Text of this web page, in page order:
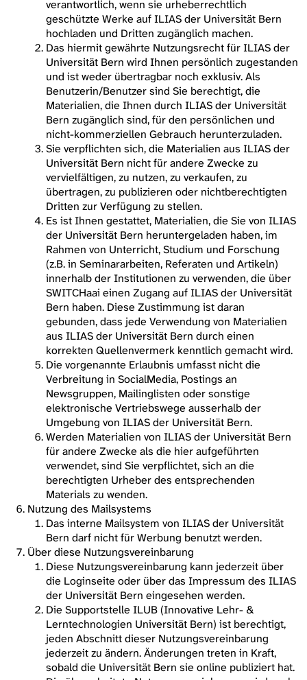
verantwortlich, wenn sie urheberrechtlich
geschützte Werke auf ILIAS der Universität Bern
hochladen und Dritten zugänglich machen.
Das hiermit gewährte Nutzungsrecht für ILIAS der
Universität Bern wird Ihnen persönlich zugestanden
und ist weder übertragbar noch exklusiv. Als
Benutzerin/Benutzer sind Sie berechtigt, die
Materialien, die Ihnen durch ILIAS der Universität
Bern zugänglich sind, für den persönlichen und
nicht-kommerziellen Gebrauch herunterzuladen.
Sie verpflichten sich, die Materialien aus ILIAS der
Universität Bern nicht für andere Zwecke zu
vervielfältigen, zu nutzen, zu verkaufen, zu
übertragen, zu publizieren oder nichtberechtigten
Dritten zur Verfügung zu stellen.
Es ist Ihnen gestattet, Materialien, die Sie von ILIAS
der Universität Bern heruntergeladen haben, im
Rahmen von Unterricht, Studium und Forschung
(z.B. in Seminararbeiten, Referaten und Artikeln)
innerhalb der Institutionen zu verwenden, die über
SWITCHaai einen Zugang auf ILIAS der Universität
Bern haben. Diese Zustimmung ist daran
gebunden, dass jede Verwendung von Materialien
aus ILIAS der Universität Bern durch einen
korrekten Quellenvermerk kenntlich gemacht wird.
Die vorgenannte Erlaubnis umfasst nicht die
Verbreitung in SocialMedia, Postings an
Newsgruppen, Mailinglisten oder sonstige
elektronische Vertriebswege ausserhalb der
Umgebung von ILIAS der Universität Bern.
Werden Materialien von ILIAS der Universität Bern
für andere Zwecke als die hier aufgeführten
verwendet, sind Sie verpflichtet, sich an die
berechtigten Urheber des entsprechenden
Materials zu wenden.
Nutzung des Mailsystems
Das interne Mailsystem von ILIAS der Universität
Bern darf nicht für Werbung benutzt werden.
Über diese Nutzungsvereinbarung
Diese Nutzungsvereinbarung kann jederzeit über
die Loginseite oder über das Impressum des ILIAS
der Universität Bern eingesehen werden.
Die Supportstelle ILUB (Innovative Lehr- &
Lerntechnologien Universität Bern) ist berechtigt,
jeden Abschnitt dieser Nutzungsvereinbarung
jederzeit zu ändern. Änderungen treten in Kraft,
sobald die Universität Bern sie online publiziert hat.